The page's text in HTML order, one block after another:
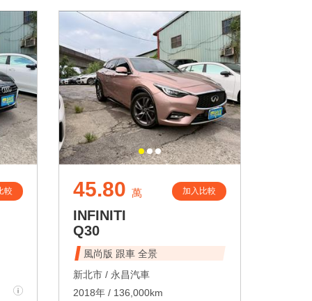
較 45.80 萬 加入比較
INFINITI
Q30
風尚版 跟車 全景
新北市 / 永昌汽車
2018年 / 136,000km